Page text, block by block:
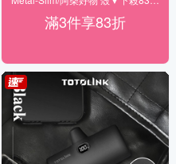
滿3件享83折